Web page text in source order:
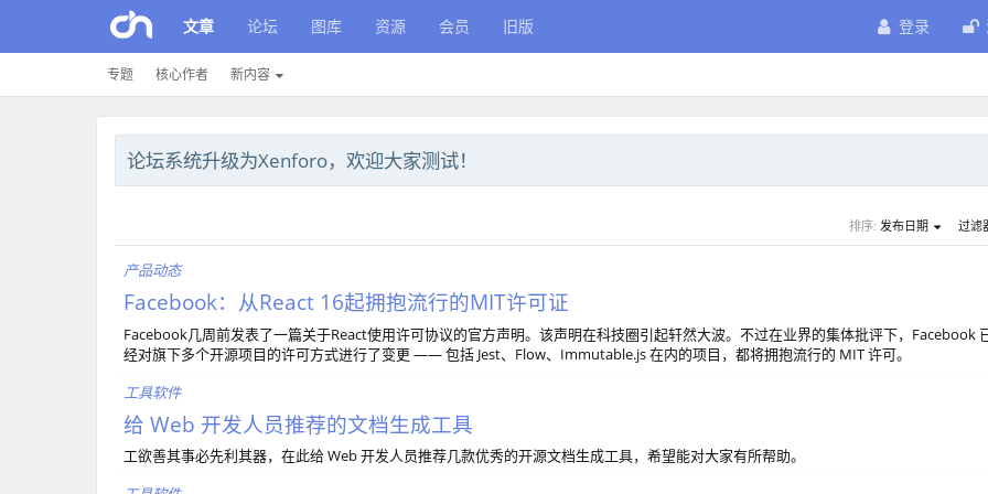
文章
专题 核心作者 新内容
论坛 图库 资源 会员 旧版 登录
论坛系统升级为Xenforo，欢迎大家测试！
排序: 发布日期 过滤
产品动态
Facebook：从React 16起拥抱流行的MIT许可证
Facebook几周前发表了一篇关于React使用许可协议的官方声明。该声明在科技圈引起轩然大波。不过在业界的集体批评下，Facebook
经对旗下多个开源项目的许可方式进行了变更 —— 包括 Jest、Flow、Immutable.js 在内的项目，都将拥抱流行的 MIT 许可。
工具软件
给 Web 开发人员推荐的文档生成工具
工欲善其事必先利其器，在此给 Web 开发人员推荐几款优秀的开源文档生成工具，希望能对大家有所帮助。